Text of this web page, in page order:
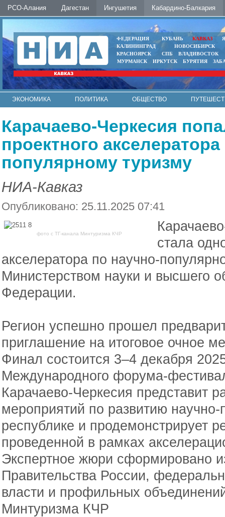
РСО-Алания Дагестан Ингушетия Кабардино-Балкария
ФЕДЕРАЦИЯ КУБАНЬ КАВКАЗ
КАЛИНИНГРАД
НОВОСИБИРСК
КРАСНОЯРСК
СПБ
ВЛАДИВОСТОК
МУРМАНСК
ИРКУТСК БУРЯТИЯ
ЭКОНОМИКА ПОЛИТИКА ОБЩЕСТВО
Карачаево-Черкесия
проектного
популярному туризму
НИА-Кавказ
Опубликовано: 25.11.2025 07:41
фото с ТГ-канала Минтуризма КЧР
стала
акселератора по научно-
Министерством науки и высшего
Федерации.
Регион успешно прошел
приглашение на итоговое очное
Финал состоится 3–4 декабря
Международного форума-
Карачаево-Черкесия представит
мероприятий по развитию научно-
республике и продемонстрирует
проведенной в рамках
Экспертное жюри сформировано
Правительства России,
власти и профильных
Минтуризма КЧР